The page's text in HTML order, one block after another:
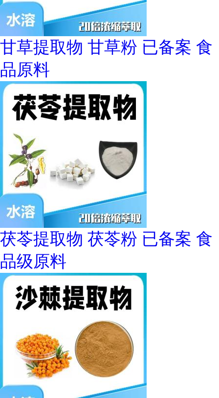
甘草提取物 甘草粉 已备案 食
品原料
茯苓提取物 茯苓粉 已备案 食
品级原料